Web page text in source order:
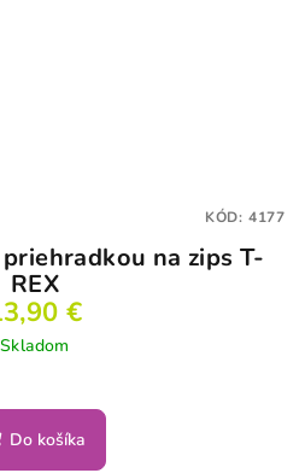
na zips T-
REX
€
Skladom
Do košíka
KÓD: 4177